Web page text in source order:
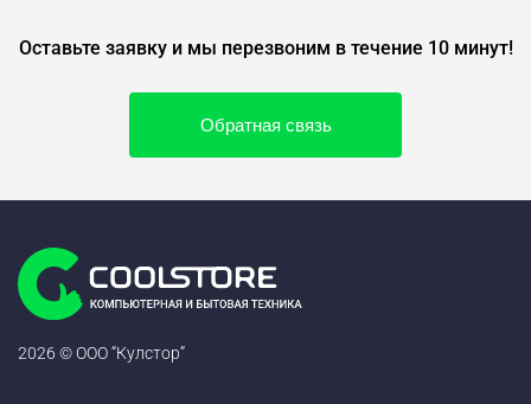
Оставьте заявку и мы перезвоним в течение 10 минут!
Обратная связь
2026 © ООО “Кулстор”